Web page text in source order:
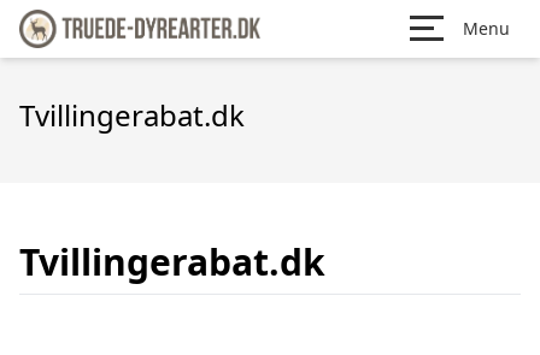
Menu
Tvillingerabat.dk
Tvillingerabat.dk